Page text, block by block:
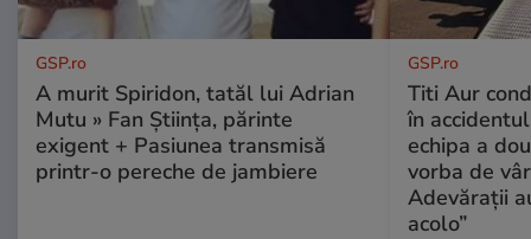
GSP.ro
A murit Spiridon, tatăl lui Adrian
Mutu » Fan Știința, părinte
exigent + Pasiunea transmisă
printr-o pereche de jambiere
GSP.ro
Titi Aur
în
echipa a
vorba de
Adevărații
acolo”